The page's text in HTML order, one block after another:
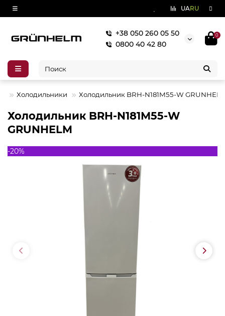
UARU
+38 050 260 05 50
0800 40 42 80
0
Холодильники Холодильник BRH-N181М55-W
Холодильник BRH-N181М55-W
GRUNHELM
-20%